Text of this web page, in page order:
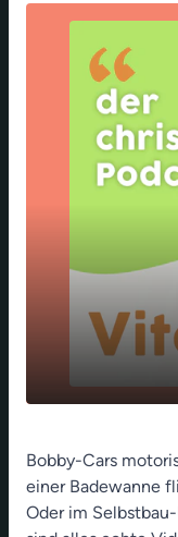
play_arrow über
Prüfet
00:00
Bobby-Cars
einer Badewanne
Oder im